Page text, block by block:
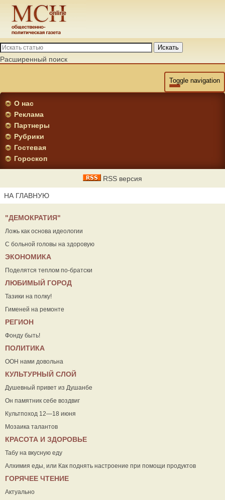
Искать
Расширенный поиск
Toggle navigation
О нас
Реклама
Партнеры
Рубрики
Гостевая
Гороскоп
RSS версия
НА ГЛАВНУЮ
"ДЕМОКРАТИЯ"
Ложь как основа идеологии
С больной головы на здоровую
ЭКОНОМИКА
Поделятся теплом по-братски
ЛЮБИМЫЙ ГОРОД
Тазики на полку!
Гименей на ремонте
РЕГИОН
Фонду быть!
ПОЛИТИКА
ООН нами довольна
КУЛЬТУРНЫЙ СЛОЙ
Душевный привет из Душанбе
Он памятник себе воздвиг
Культпоход 12—18 июня
Мозаика талантов
КРАСОТА И ЗДОРОВЬЕ
Табу на вкусную еду
Алхимия еды, или Как поднять настроение при помощи продуктов
ГОРЯЧЕЕ ЧТЕНИЕ
Актуально